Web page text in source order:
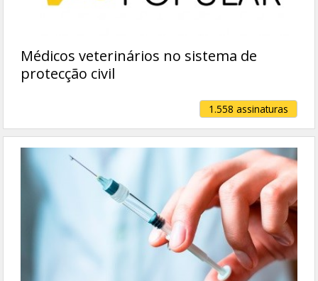
Médicos veterinários no sistema de
protecção civil
1.558 assinaturas